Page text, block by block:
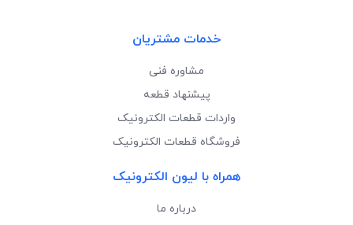
خدمات مشتریان
مشاوره فنی
پیشنهاد قطعه
واردات قطعات الکترونیک
فروشگاه قطعات الکترونیک
همراه با لیون الکترونیک
درباره ما